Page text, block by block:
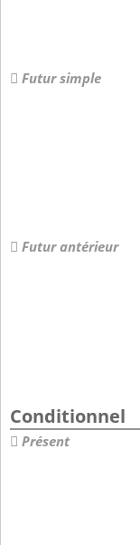
Futur simple
Futur antérieur
Conditionnel
Présent